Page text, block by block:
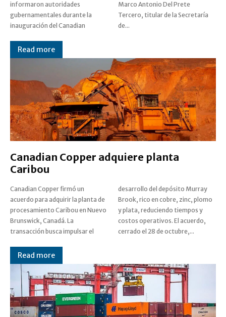
informaron autoridades
gubernamentales durante la
inauguración del Canadian
Marco Antonio Del Prete
Tercero, titular de la Secretaría
de...
Read more
Canadian Copper adquiere planta
Caribou
Canadian Copper firmó un
acuerdo para adquirir la planta de
procesamiento Caribou en Nuevo
Brunswick, Canadá. La
transacción busca impulsar el
desarrollo del depósito Murray
Brook, rico en cobre, zinc, plomo
y plata, reduciendo tiempos y
costos operativos. El acuerdo,
cerrado el 28 de octubre,...
Read more